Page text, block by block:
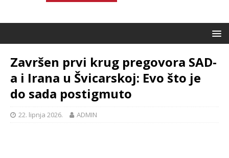
Završen prvi krug pregovora SAD-
a i Irana u Švicarskoj: Evo što je
do sada postigmuto
22. lipnja 2026. ADMIN